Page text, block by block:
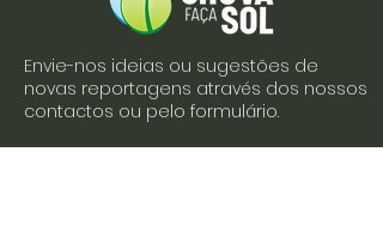
Envie-nos ideias ou sugestões de
novas reportagens através dos nossos
contactos ou pelo formulário.